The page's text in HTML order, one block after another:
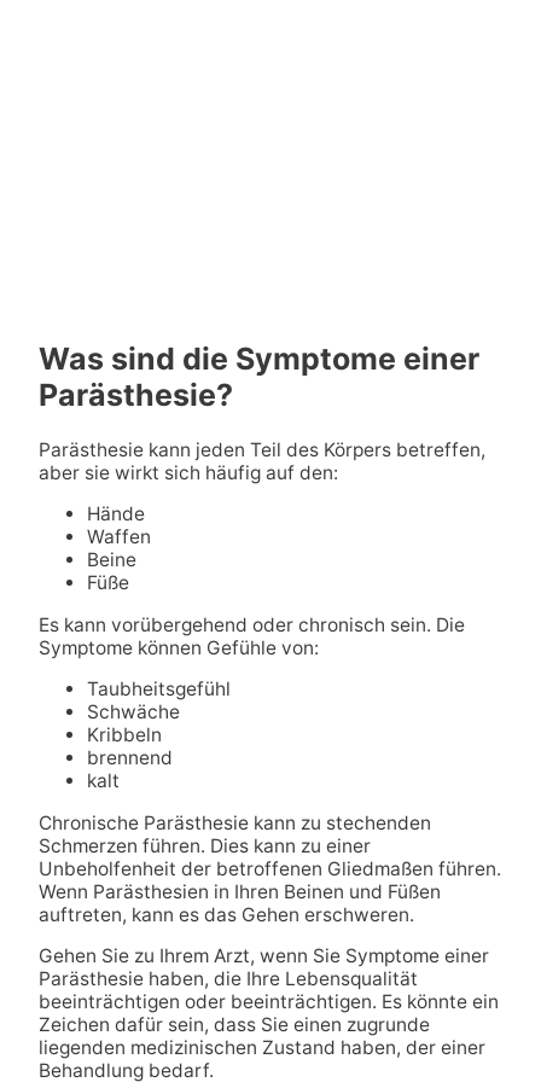
Was sind die Symptome einer
Parästhesie?
Parästhesie kann jeden Teil des Körpers betreffen,
aber sie wirkt sich häufig auf den:
Hände
Waffen
Beine
Füße
Es kann vorübergehend oder chronisch sein. Die
Symptome können Gefühle von:
Taubheitsgefühl
Schwäche
Kribbeln
brennend
kalt
Chronische Parästhesie kann zu stechenden
Schmerzen führen. Dies kann zu einer
Unbeholfenheit der betroffenen Gliedmaßen führen.
Wenn Parästhesien in Ihren Beinen und Füßen
auftreten, kann es das Gehen erschweren.
Gehen Sie zu Ihrem Arzt, wenn Sie Symptome einer
Parästhesie haben, die Ihre Lebensqualität
beeinträchtigen oder beeinträchtigen. Es könnte ein
Zeichen dafür sein, dass Sie einen zugrunde
liegenden medizinischen Zustand haben, der einer
Behandlung bedarf.